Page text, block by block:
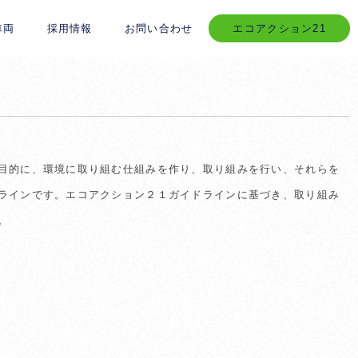
両 採用情報 お問い合わせ エコアクション21
に、環境に取り組む仕組みを作り、取り組みを行い、それらを
ンです。エコアクション２１ガイドラインに基づき、取り組み